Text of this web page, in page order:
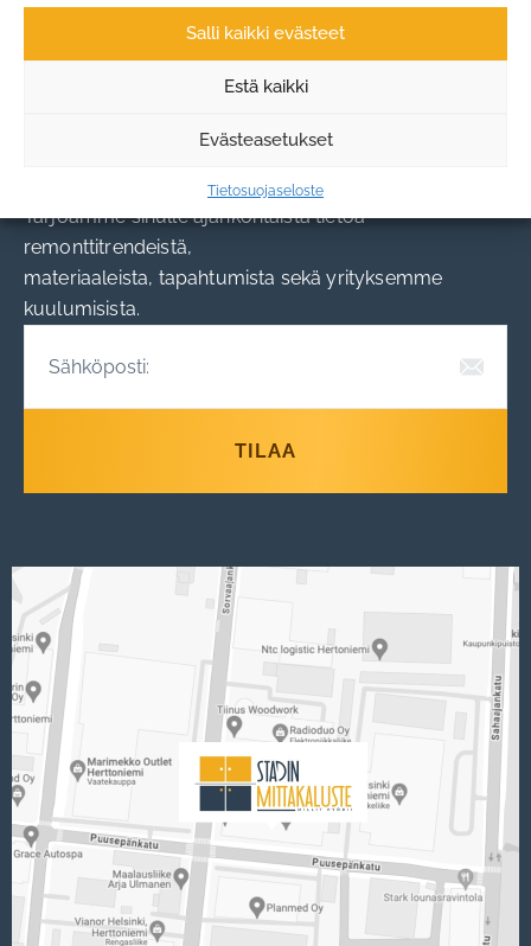
Salli kaikki evästeet
Estä kaikki
Evästeasetukset
Tietosuojaseloste
lopputulokseen, suosittelemme
lämpimästi! Vesa
LUE KAIKKI
Tilaa uutiskirjeemme!
Tarjoamme sinulle ajankohtaista tietoa
remonttitrendeistä,
materiaaleista, tapahtumista sekä yrityksemme
kuulumisista.
TILAA